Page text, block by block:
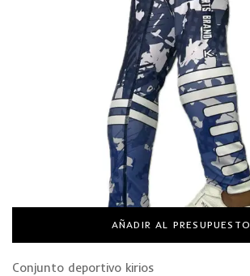
AÑADIR AL PRESUPUESTO
Conjunto deportivo kirios